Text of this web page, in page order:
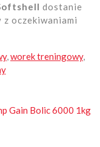
dostanie
oczekiwaniami
,worek treningowy,
Gain Bolic 6000 1kg